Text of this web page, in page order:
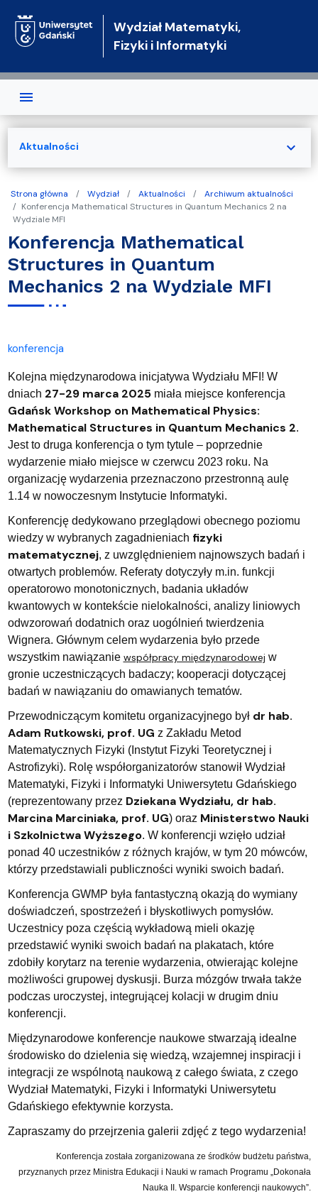
Wydział Matematyki,
Fizyki i Informatyki
Strona główna Wydział Aktualności
Archiwum aktualności
Konferencja Mathematical Structures in Quantum Mechanics 2 na
Wydziale MFI
Konferencja Mathematical
Structures in Quantum
Mechanics 2 na Wydziale MFI
konferencja
Kolejna międzynarodowa inicjatywa Wydziału MFI! W
dniach 27-29 marca 2025miała miejsce konferencja
Gdańsk Workshop on Mathematical Physics:
Mathematical Structures in Quantum Mechanics 2.
Jest to druga konferencja o tym tytule – poprzednie
wydarzenie miało miejsce w czerwcu 2023 roku. Na
organizację wydarzenia przeznaczono przestronną aulę
1.14 w nowoczesnym Instytucie Informatyki.
Konferencję dedykowano przeglądowi obecnego poziomu
wiedzy w wybranych zagadnieniach fizyki
matematycznej, z uwzględnieniem najnowszych badań i
otwartych problemów. Referaty dotyczyły m.in. funkcji
operatorowo monotonicznych, badania układów
kwantowych w kontekście nielokalności, analizy liniowych
odwzorowań dodatnich oraz uogólnień twierdzenia
Wignera. Głównym celem wydarzenia było przede
wszystkim nawiązanie współpracy międzynarodowej w
gronie uczestniczących badaczy; kooperacji dotyczącej
badań w nawiązaniu do omawianych tematów.
Przewodniczącym komitetu organizacyjnego był dr hab.
Adam Rutkowski, prof. UG z Zakładu Metod
Matematycznych Fizyki (Instytut Fizyki Teoretycznej i
Astrofizyki). Rolę współorganizatorów stanowił Wydział
Matematyki, Fizyki i Informatyki Uniwersytetu Gdańskiego
(reprezentowany przez Dziekana Wydziału, dr hab.
Marcina Marciniaka, prof. UG) oraz Ministerstwo Nauki
i Szkolnictwa Wyższego. W konferencji wzięło udział
ponad 40 uczestników z różnych krajów, w tym 20 mówców,
którzy przedstawiali publiczności wyniki swoich badań.
Konferencja GWMP była fantastyczną okazją do wymiany
doświadczeń, spostrzeżeń i błyskotliwych pomysłów.
Uczestnicy poza częścią wykładową mieli okazję
przedstawić wyniki swoich badań na plakatach, które
zdobiły korytarz na terenie wydarzenia, otwierając kolejne
możliwości grupowej dyskusji. Burza mózgów trwała także
podczas uroczystej, integrującej kolacji w drugim dniu
konferencji.
Międzynarodowe konferencje naukowe stwarzają idealne
środowisko do dzielenia się wiedzą, wzajemnej inspiracji i
integracji ze wspólnotą naukową z całego świata, z czego
Wydział Matematyki, Fizyki i Informatyki Uniwersytetu
Gdańskiego efektywnie korzysta.
Zapraszamy do przejrzenia galerii zdjęć z tego wydarzenia!
Konferencja została zorganizowana ze środków budżetu państwa,
przyznanych przez Ministra Edukacji i Nauki w ramach Programu „Dokonała
Nauka II. Wsparcie konferencji naukowych”.
Aktualności expand_more